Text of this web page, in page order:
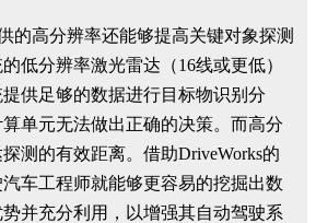
的高分辨率还能够提高关键对象探测
低分辨率激光雷达（16线或更低）
供足够的数据进行目标物识别分
单元无法做出正确的决策。而高分
测的有效距离。借助DriveWorks的
车工程师就能够更容易的挖掘出数
并充分利用，以增强其自动驾驶系